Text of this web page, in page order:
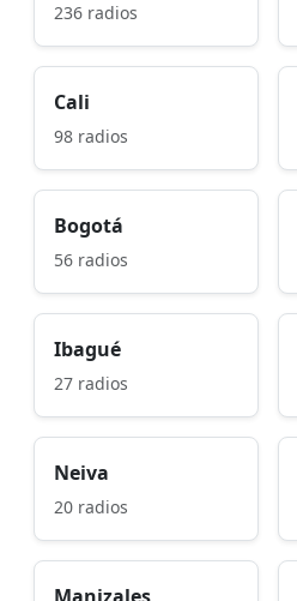
236 radios
Cali
98 radios
Bogotá
56 radios
Ibagué
27 radios
Neiva
20 radios